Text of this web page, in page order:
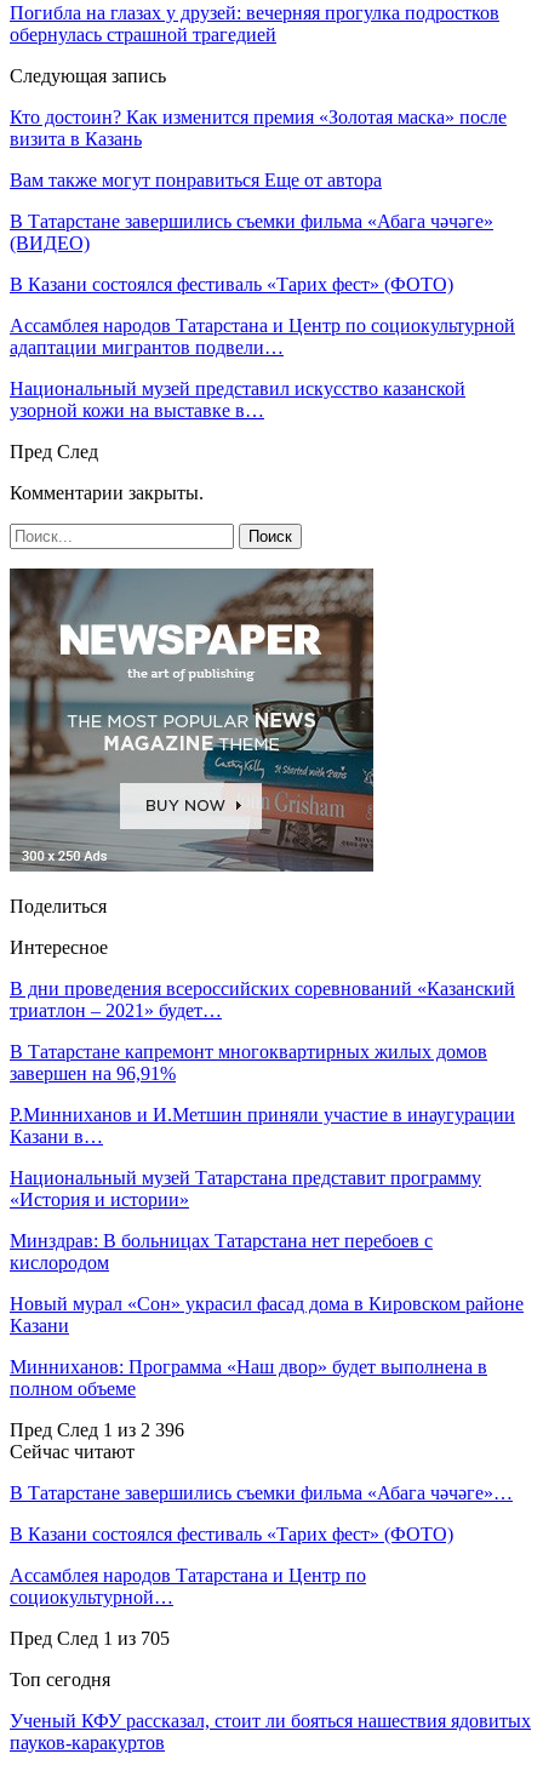
Погибла на глазах у друзей: вечерняя прогулка подростков
обернулась страшной трагедией
Следующая запись
Кто достоин? Как изменится премия «Золотая маска» после
визита в Казань
Вам также могут понравиться Еще от автора
В Татарстане завершились съемки фильма «Абага чәчәге»
(ВИДЕО)
В Казани состоялся фестиваль «Тарих фест» (ФОТО)
Ассамблея народов Татарстана и Центр по социокультурной
адаптации мигрантов подвели…
Национальный музей представил искусство казанской
узорной кожи на выставке в…
Пред След
Комментарии закрыты.
Поделиться
Интересное
В дни проведения всероссийских соревнований «Казанский
триатлон – 2021» будет…
В Татарстане капремонт многоквартирных жилых домов
завершен на 96,91%
Р.Минниханов и И.Метшин приняли участие в инаугурации
Казани в…
Национальный музей Татарстана представит программу
«История и истории»
Минздрав: В больницах Татарстана нет перебоев с
кислородом
Новый мурал «Сон» украсил фасад дома в Кировском районе
Казани
Минниханов: Программа «Наш двор» будет выполнена в
полном объеме
Пред След 1 из 2 396
Сейчас читают
В Татарстане завершились съемки фильма «Абага чәчәге»…
В Казани состоялся фестиваль «Тарих фест» (ФОТО)
Ассамблея народов Татарстана и Центр по
социокультурной…
Пред След 1 из 705
Топ сегодня
Ученый КФУ рассказал, стоит ли бояться нашествия ядовитых
пауков-каракуртов